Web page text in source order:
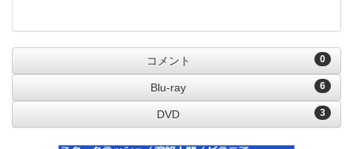
0
コメント
6
Blu-ray
3
DVD